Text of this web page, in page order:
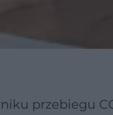
przebiegu